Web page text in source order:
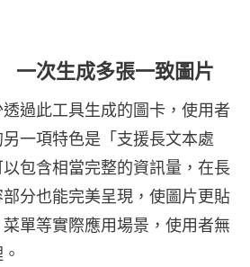
一次生成多張一致圖片
過此工具生成的圖卡，使用者
一項特色是「支援長文本處
包含相當完整的資訊量，在長
分也能完美呈現，使圖片更貼
單等實際應用場景，使用者無